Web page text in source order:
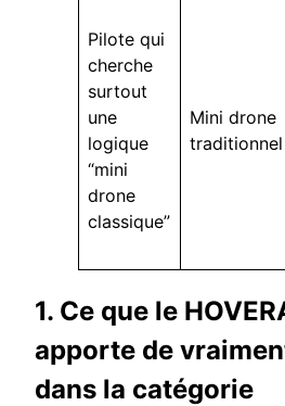
Pilote qui
cherche
surtout
une
logique
“mini
drone
classique”
Mini drone
traditionnel
1. Ce que le
apporte de
dans la catégorie